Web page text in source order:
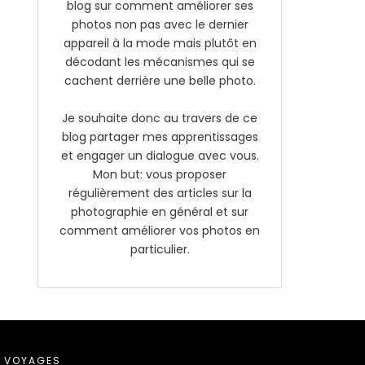
blog sur comment améliorer ses
photos non pas avec le dernier
appareil à la mode mais plutôt en
décodant les mécanismes qui se
cachent derrière une belle photo.
Je souhaite donc au travers de ce
blog partager mes apprentissages
et engager un dialogue avec vous.
Mon but: vous proposer
régulièrement des articles sur la
photographie en général et sur
comment améliorer vos photos en
particulier.
VOYAGES